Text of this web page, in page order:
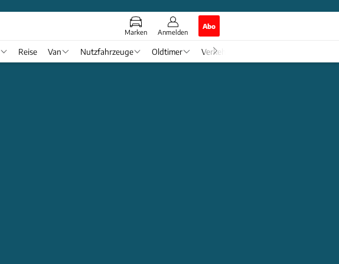
Marken Anmelden
Abo
Reise Van Nutzfahrzeuge Oldtimer Verkehr